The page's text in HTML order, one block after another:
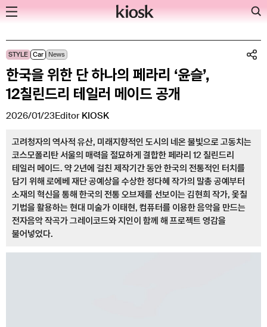
Skip
to
content
STYLE Car News
한국을 위한 단 하나의 페라리 ‘윤슬’,
12칠린드리 테일러 메이드 공개
고려청자의 역사적 유산, 미래지향적인 도시의 네온 불빛으로 고동치는
코스모폴리탄 서울의 매력을 절묘하게 결합한 페라리 12 칠린드리
테일러 메이드. 약 2년에 걸친 제작기간 동안 한국의 전통적인 터치를
담기 위해 로에베 재단 공예상을 수상한 정다혜 작가의 말총 공예부터
소재의 혁신을 통해 한국의 전통 오브제를 선보이는 김현희 작가, 옻칠
기법을 활용하는 현대 미술가 이태현, 컴퓨터를 이용한 음악을 만드는
전자음악 작곡가 그레이코드와 지인이 함께 해 프로젝트 영감을
불어넣었다.
2026/01/23Editor KIOSK